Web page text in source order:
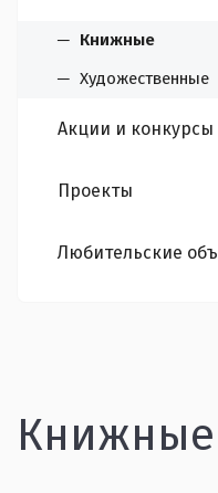
Книжные
Художественные
Акции и конкурсы
Проекты
Любительские
Книжные